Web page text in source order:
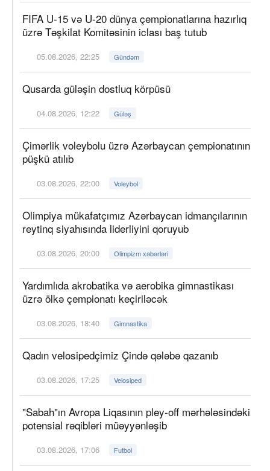
FIFA U-15 və U-20 dünya çempionatlarına hazırlıq
üzrə Təşkilat Komitəsinin iclası baş tutub
05.08.2026, 22:25 Gündəm
Qusarda güləşin dostluq körpüsü
04.08.2026, 12:22 Güləş
Çimərlik voleybolu üzrə Azərbaycan çempionatının
püşkü atılıb
03.08.2026, 22:00 Voleybol
Olimpiya mükafatçımız Azərbaycan idmançılarının
reytinq siyahısında liderliyini qoruyub
03.08.2026, 20:00 Olimpizm xəbərləri
Yardımlıda akrobatika və aerobika gimnastikası
üzrə ölkə çempionatı keçiriləcək
03.08.2026, 18:40 Gimnastika
Qadın velosipedçimiz Çində qələbə qazanıb
03.08.2026, 17:25 Velosiped
"Sabah"ın Avropa Liqasının pley-off mərhələsindəki
potensial rəqibləri müəyyənləşib
03.08.2026, 17:06 Futbol